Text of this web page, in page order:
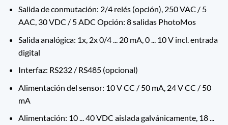
Salida de conmutación: 2/4 relés (opción), 250 VAC / 5
AAC, 30 VDC / 5 ADC Opción: 8 salidas PhotoMos
Salida analógica: 1x, 2x 0/4 ... 20 mA, 0 ... 10 V incl. entrada
digital
Interfaz: RS232 / RS485 (opcional)
Alimentación del sensor: 10 V CC / 50 mA, 24 V CC / 50
mA
Alimentación: 10 ... 40 VDC aislada galvánicamente, 18 ...